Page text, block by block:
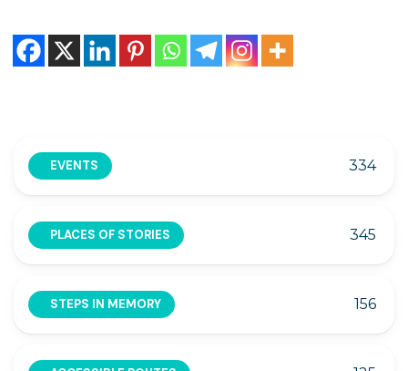
EVENTS 334
PLACES OF STORIES 345
STEPS IN MEMORY 156